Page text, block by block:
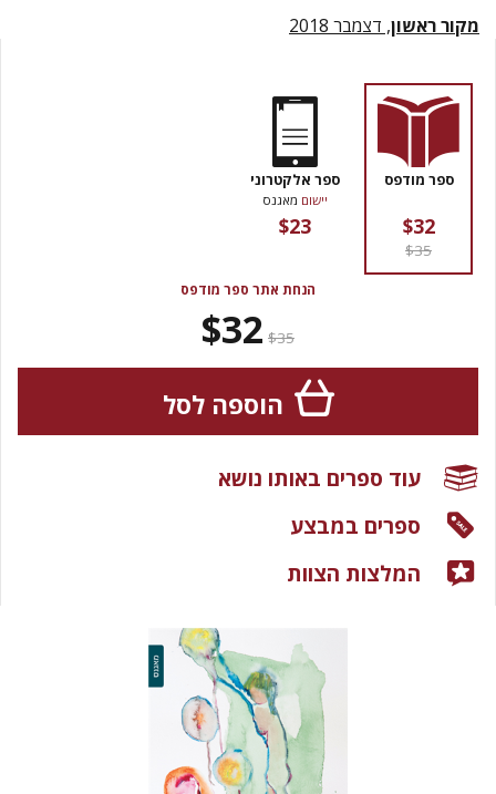
מקור ראשון, דצמבר 2018
ספר מודפס
$32
$35
ספר אלקטרוני
יישום מאגנס
$23
הנחת אתר ספר מודפס
$35
$32
הוספה לסל
עוד ספרים באותו נושא
ספרים במבצע
המלצות הצוות